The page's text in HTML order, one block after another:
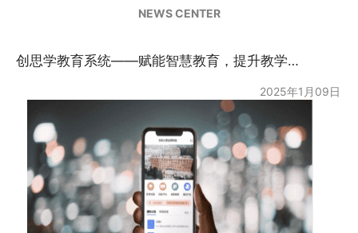
NEWS CENTER
创思学教育系统——赋能智慧教育，提升教学与管理效率
2025年1月09日